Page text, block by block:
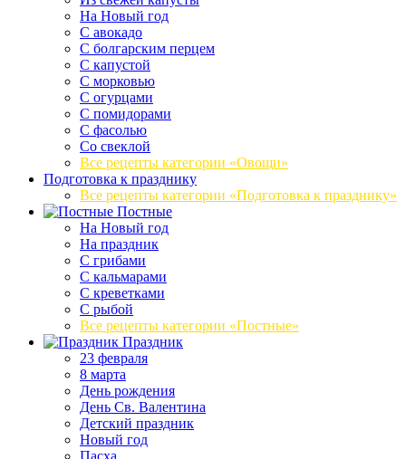
На Новый год
С авокадо
С болгарским перцем
С капустой
С морковью
С огурцами
С помидорами
С фасолью
Со свеклой
Все рецепты категории «Овощи»
Подготовка к празднику
Все рецепты категории «Подготовка к празднику»
Постные
На Новый год
На праздник
С грибами
С кальмарами
С креветками
С рыбой
Все рецепты категории «Постные»
Праздник
23 февраля
8 марта
День рождения
День Св. Валентина
Детский праздник
Новый год
Пасха